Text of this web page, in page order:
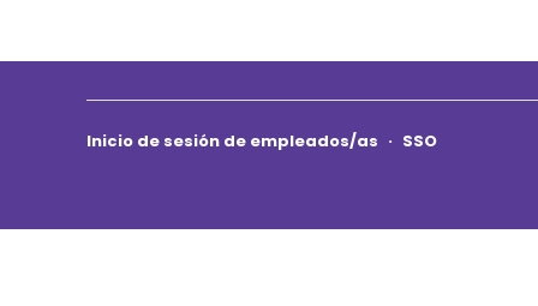
Inicio de sesión de empleados/as · SSO